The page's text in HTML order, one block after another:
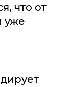
что от
уже